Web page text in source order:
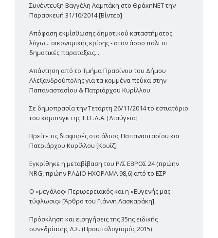
Συνέντευξη Βαγγέλη Λαμπάκη στο ΘράκηΝΕΤ την
Παρασκευή 31/10/2014 [Βίντεο]
Απόφαση εκμίσθωσης δημοτικού καταστήματος
λόγω... οικονομικής κρίσης - στον άσσο πάλι οι
δημοτικές παρατάξεις...
Απάντηση από το Τμήμα Πρασίνου του Δήμου
Αλεξανδρούπολης για τα κομμένα πεύκα στην
Παπαναστασίου & Πατριάρχου Κυρίλλου
Σε δημοπρασία την Τετάρτη 26/11/2014 το εστιατόριο
του κάμπινγκ της Τ.Ι.Ε.Δ.Α. [Διαύγεια]
Βρείτε τις διαφορές στο άλσος Παπαναστασίου και
Πατριάρχου Κυρίλλου [Κουίζ]
Εγκρίθηκε η μεταβίβαση του Ρ/Σ ΕΒΡΟΣ 24 (πρώην
NRG, πρώην ΡΑΔΙΟ ΗΧΟΡΑΜΑ 98,6) από το ΕΣΡ
Ο «μεγάλος» Περιφερειακός και η «Ευγενής μας
τύφλωσις» [Άρθρο του Γιάννη Λασκαράκη]
Πρόσκληση και εισηγήσεις της 35ης ειδικής
συνεδρίασης Δ.Σ. (Προϋπολογισμός 2015)